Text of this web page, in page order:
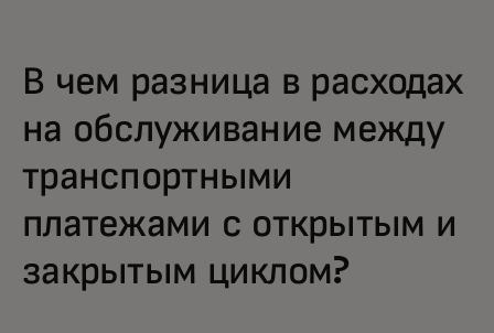
В чем разница в расходах
на обслуживание между
транспортными
платежами с открытым и
закрытым циклом?